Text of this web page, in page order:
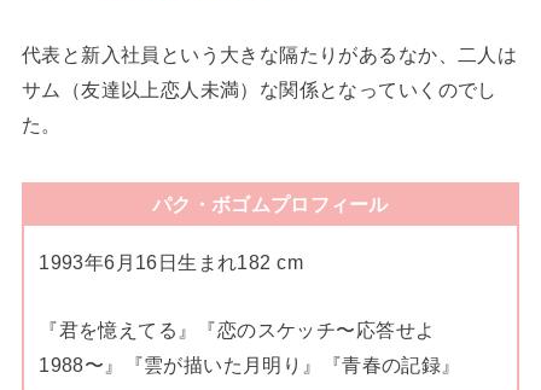
代表と新入社員という大きな隔たりがあるなか、二人は
サム（友達以上恋人未満）な関係となっていくのでし
た。
パク・ボゴムプロフィール
1993年6月16日生まれ182 cm
『君を憶えてる』『恋のスケッチ〜応答せよ
1988〜』『雲が描いた月明り』『青春の記録』